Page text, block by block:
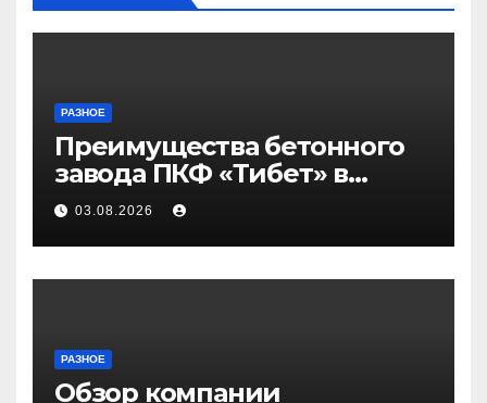
РАЗНОЕ
Преимущества бетонного
завода ПКФ «Тибет» в
Волгограде и Волжском
03.08.2026
РАЗНОЕ
Обзор компании